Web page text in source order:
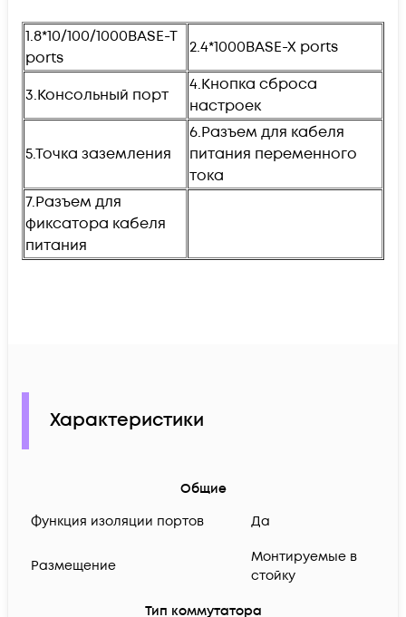
1.8*10/100/1000BASE-T
ports
2.4*1000BASE-X ports
3.Консольный порт
4.Кнопка сброса
настроек
5.Точка заземления
6.Разъем для кабеля
питания переменного
тока
7.Разъем для
фиксатора кабеля
питания
Характеристики
Общие
Функция изоляции портов
Да
Размещение
Монтируемые в
стойку
Тип коммутатора